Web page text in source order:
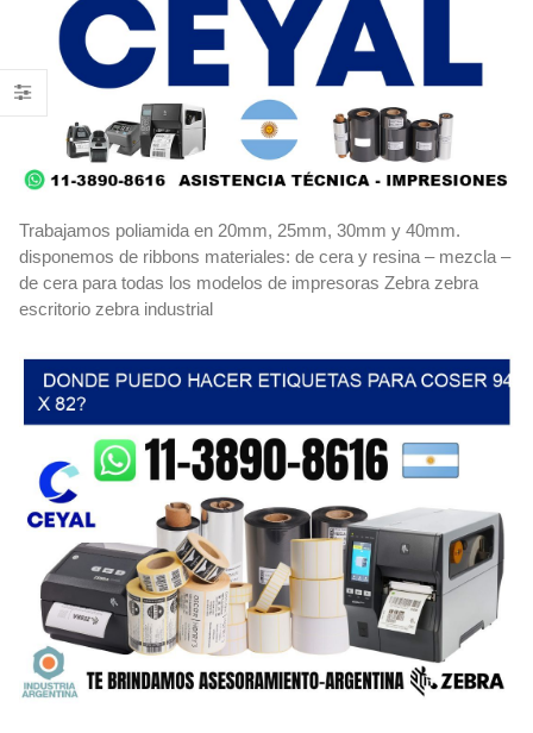
Trabajamos poliamida en 20mm, 25mm, 30mm y 40mm.
disponemos de ribbons materiales: de cera y resina – mezcla –
de cera para todas los modelos de impresoras Zebra zebra
escritorio zebra industrial